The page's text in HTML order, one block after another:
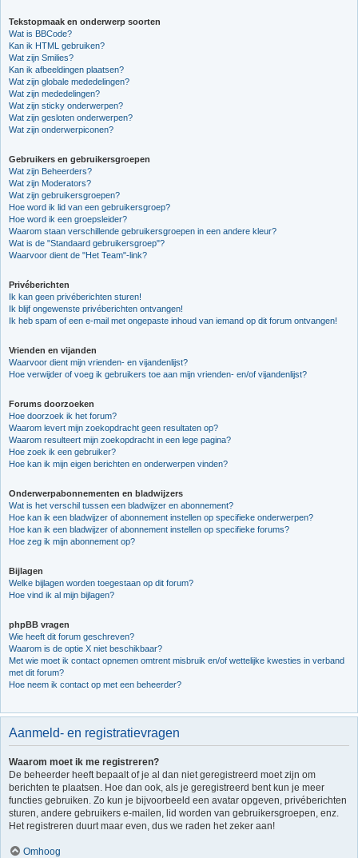
Tekstopmaak en onderwerp soorten
Wat is BBCode?
Kan ik HTML gebruiken?
Wat zijn Smilies?
Kan ik afbeeldingen plaatsen?
Wat zijn globale mededelingen?
Wat zijn mededelingen?
Wat zijn sticky onderwerpen?
Wat zijn gesloten onderwerpen?
Wat zijn onderwerpiconen?
Gebruikers en gebruikersgroepen
Wat zijn Beheerders?
Wat zijn Moderators?
Wat zijn gebruikersgroepen?
Hoe word ik lid van een gebruikersgroep?
Hoe word ik een groepsleider?
Waarom staan verschillende gebruikersgroepen in een andere kleur?
Wat is de "Standaard gebruikersgroep"?
Waarvoor dient de "Het Team"-link?
Privéberichten
Ik kan geen privéberichten sturen!
Ik blijf ongewenste privéberichten ontvangen!
Ik heb spam of een e-mail met ongepaste inhoud van iemand op dit forum ontvangen!
Vrienden en vijanden
Waarvoor dient mijn vrienden- en vijandenlijst?
Hoe verwijder of voeg ik gebruikers toe aan mijn vrienden- en/of vijandenlijst?
Forums doorzoeken
Hoe doorzoek ik het forum?
Waarom levert mijn zoekopdracht geen resultaten op?
Waarom resulteert mijn zoekopdracht in een lege pagina?
Hoe zoek ik een gebruiker?
Hoe kan ik mijn eigen berichten en onderwerpen vinden?
Onderwerpabonnementen en bladwijzers
Wat is het verschil tussen een bladwijzer en abonnement?
Hoe kan ik een bladwijzer of abonnement instellen op specifieke onderwerpen?
Hoe kan ik een bladwijzer of abonnement instellen op specifieke forums?
Hoe zeg ik mijn abonnement op?
Bijlagen
Welke bijlagen worden toegestaan op dit forum?
Hoe vind ik al mijn bijlagen?
phpBB vragen
Wie heeft dit forum geschreven?
Waarom is de optie X niet beschikbaar?
Met wie moet ik contact opnemen omtrent misbruik en/of wettelijke kwesties in verband
met dit forum?
Hoe neem ik contact op met een beheerder?
Aanmeld- en registratievragen
Waarom moet ik me registreren?
De beheerder heeft bepaalt of je al dan niet geregistreerd moet zijn om
berichten te plaatsen. Hoe dan ook, als je geregistreerd bent kun je meer
functies gebruiken. Zo kun je bijvoorbeeld een avatar opgeven, privéberichten
sturen, andere gebruikers e-mailen, lid worden van gebruikersgroepen, enz.
Het registreren duurt maar even, dus we raden het zeker aan!
Omhoog